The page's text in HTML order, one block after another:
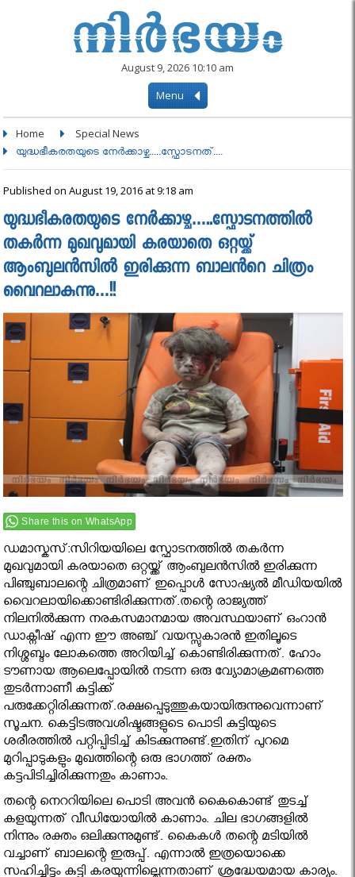
August 9, 2026 10:10 am
Menu
Home Special News
യുദ്ധഭീകരതയുടെ നേര്‍ക്കാഴ്ച.....സ്ഫോടനത്....
Published on August 19, 2016 at 9:18 am
യുദ്ധഭീകരതയുടെ നേര്‍ക്കാഴ്ച…..സ്ഫോടനത്തില്‍
തകര്‍ന്ന മുഖവുമായി കരയാതെ ഒറ്റയ്ക്ക്
ആംബുലന്‍സില്‍ ഇരിക്കുന്ന ബാലൻറെ ചിത്രം
വൈറലാകുന്നു…!!
Share this on WhatsApp
ഡമാസ്കസ്:സിറിയയിലെ സ്ഫോടനത്തില്‍ തകര്‍ന്ന
മുഖവുമായി കരയാതെ ഒറ്റയ്ക്ക് ആംബുലന്‍സില്‍ ഇരിക്കുന്ന
പിഞ്ചുബാലന്റെ ചിത്രമാണ് ഇപ്പൊൾ സോഷ്യൽ മീഡിയയിൽ
വൈറലായിക്കൊണ്ടിരിക്കുന്നത്.തന്റെ രാജ്യത്ത്
നിലനില്‍ക്കുന്ന നരകസമാനമായ അവസ്ഥയാണ് ഒംറാന്‍
ഡാക്നീഷ് എന്ന ഈ അഞ്ച് വയസ്സുകാരൻ ഇതിലൂടെ
നിശ്ശബ്ദം ലോകത്തെ അറിയിച്ച്‌ കൊണ്ടിരിക്കുന്നത്. ഹോം
ടൗണായ ആലെപ്പോയില്‍ നടന്ന ഒരു വ്യോമാക്രമണത്തെ
തുടര്‍ന്നാണീ കുട്ടിക്ക്
പരുക്കേറ്റിരിക്കുന്നത്.രക്ഷപ്പെടുത്തുകയായിരുന്നുവെന്നാണ്
സൂചന. കെട്ടിടഅവശിഷ്ടങ്ങളുടെ പൊടി കുട്ടിയുടെ
ശരീരത്തില്‍ പറ്റിപ്പിടിച്ച്‌ കിടക്കുന്നുണ്ട്.ഇതിന് പുറമെ
മുറിപ്പാടുകളും മുഖത്തിന്റെ ഒരു ഭാഗത്ത് രക്തം
കട്ടപിടിച്ചിരിക്കുന്നതും കാണാം.
തന്റെ നെററിയിലെ പൊടി അവന്‍ കൈകൊണ്ട് തുടച്ച്‌
കളയുന്നത് വീഡിയോയില്‍ കാണാം. ചില ഭാഗങ്ങളില്‍
നിന്നും രക്തം ഒലിക്കുന്നുമുണ്ട്. കൈകള്‍ തന്റെ മടിയില്‍
വച്ചാണ് ബാലന്റെ ഇരുപ്പ്. എന്നാല്‍ ഇത്രയൊക്കെ